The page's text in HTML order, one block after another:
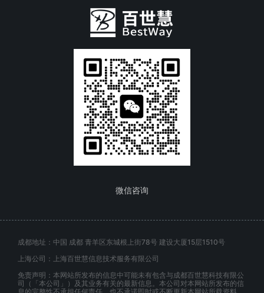
微信咨询
成都地址：中国 成都 青羊区东城根上街78号 建设大厦15层1510号
上海公司：上海百世慧信息技术服务有限公司
免责声明：本网站所发布的信息中可能未有包含与成都百世慧科技有限公
司（「本公司」）及其业务有关的最新信息。本公司对本网站所发布的信
息的完整性不承担任何责任，也不承诺即时或不断更新本网站所载资料。